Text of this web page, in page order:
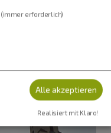
(immer erforderlich)
Alle akzeptieren
Realisiert mit Klaro!